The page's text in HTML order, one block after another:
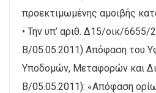
προεκτιμωμένης αμοιβής
• Την υπ’ αριθ. Δ15/οικ/
Β/05.05.2011) Απόφαση του
Υποδομών, Μεταφορών και
Β/05.05.2011): «Απόφαση